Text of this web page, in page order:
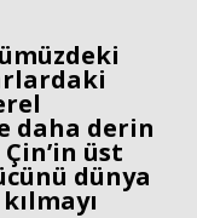
daha derin
üst
dünya